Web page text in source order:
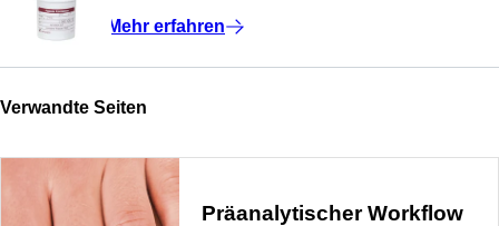
Mehr erfahren
Verwandte Seiten
Präanalytischer Workflow